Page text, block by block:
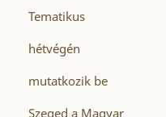
Tematikus
hétvégén
mutatkozik be
Szeged a Magyar